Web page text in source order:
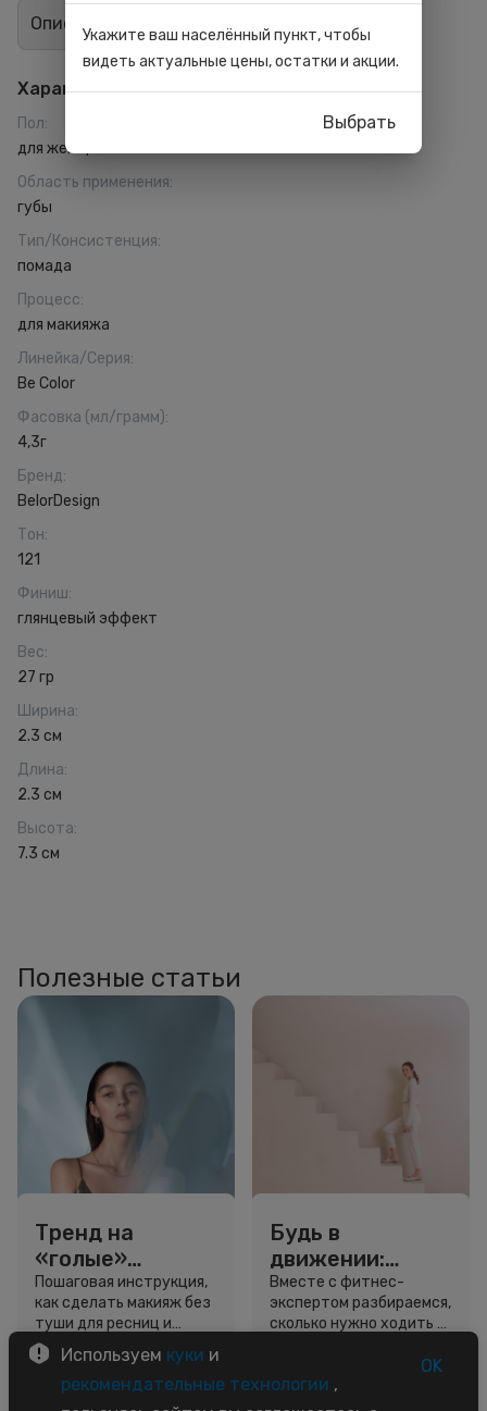
Описание
Характеристики
Пол:
для женщин
Область применения:
губы
Тип/Консистенция:
помада
Процесс:
для макияжа
Линейка/Серия:
Be Color
Фасовка (мл/грамм):
4,3г
Бренд:
BelorDesign
Тон:
121
Финиш:
глянцевый эффект
Вес:
27 гр
Ширина:
2.3 см
Длина:
2.3 см
Высота:
7.3 см
Полезные статьи
Тренд на
«голые»
ресницы: как
выглядеть
свежо, не
используя тушь
Пошаговая инструкция,
как сделать макияж без
туши для ресниц и
звёздный образ для
вдохновения.
3 минуты
Будь в
движении:
сколько нужно
шагов для
красоты и
Вместе с фитнес-
экспертом разбираемся,
сколько нужно ходить и
5 минут
Используем куки и
рекомендательные технологии ,
OK
Укажите ваш населённый пункт, чтобы
видеть актуальные цены, остатки и акции.
Выбрать